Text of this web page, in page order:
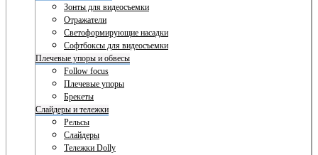
Зонты для видеосъемки
Отражатели
Светоформирующие насадки
Софтбоксы для видеосъемки
Плечевые упоры и обвесы
Follow focus
Плечевые упоры
Брекеты
Слайдеры и тележки
Рельсы
Слайдеры
Тележки Dolly